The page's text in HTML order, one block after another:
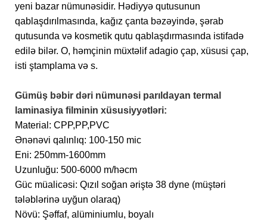
yeni bazar nümunəsidir. Hədiyyə qutusunun
qablaşdırılmasında, kağız çanta bəzəyində, şərab
qutusunda və kosmetik qutu qablaşdırmasında istifadə
edilə bilər. O, həmçinin müxtəlif adagio çap, xüsusi çap,
isti ştamplama və s.
Gümüş bəbir dəri nümunəsi parıldayan termal
laminasiya filminin xüsusiyyətləri:
Material: CPP,PP,PVC
Ənənəvi qalınlıq: 100-150 mic
Eni: 250mm-1600mm
Uzunluğu: 500-6000 m/həcm
Güc müalicəsi: Qızıl soğan əriştə 38 dyne (müştəri
tələblərinə uyğun olaraq)
Növü: Şəffaf, alüminiumlu, boyalı